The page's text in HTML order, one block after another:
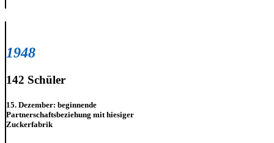
1948
142 Schüler
15. Dezember: beginnende
Partnerschaftsbeziehung mit hiesiger
Zuckerfabrik